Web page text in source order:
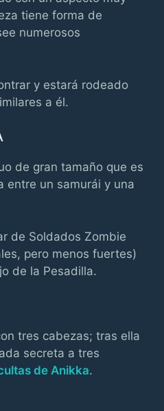
tiene forma de
numerosos
y estará rodeado
a él.
de gran tamaño que es
entre un samurái y una
de Soldados Zombie
pero menos fuertes)
de la Pesadilla.
tres cabezas; tras ella
secreta a tres
de Anikka.